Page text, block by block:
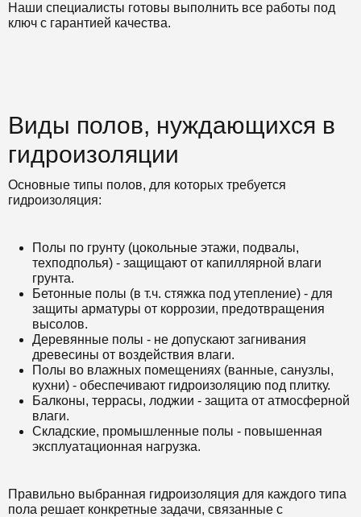
Наши специалисты готовы выполнить все работы под
ключ с гарантией качества.
Виды полов, нуждающихся в
гидроизоляции
Основные типы полов, для которых требуется
гидроизоляция:
Полы по грунту (цокольные этажи, подвалы,
техподполья) - защищают от капиллярной влаги
грунта.
Бетонные полы (в т.ч. стяжка под утепление) - для
защиты арматуры от коррозии, предотвращения
высолов.
Деревянные полы - не допускают загнивания
древесины от воздействия влаги.
Полы во влажных помещениях (ванные, санузлы,
кухни) - обеспечивают гидроизоляцию под плитку.
Балконы, террасы, лоджии - защита от атмосферной
влаги.
Складские, промышленные полы - повышенная
эксплуатационная нагрузка.
Правильно выбранная гидроизоляция для каждого типа
пола решает конкретные задачи, связанные с